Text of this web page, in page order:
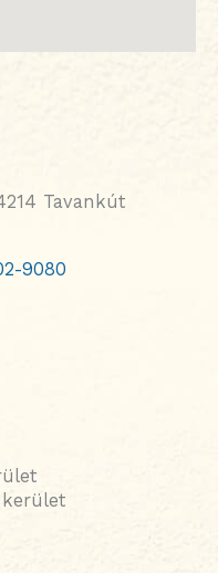
Tavankút
9080
kerület